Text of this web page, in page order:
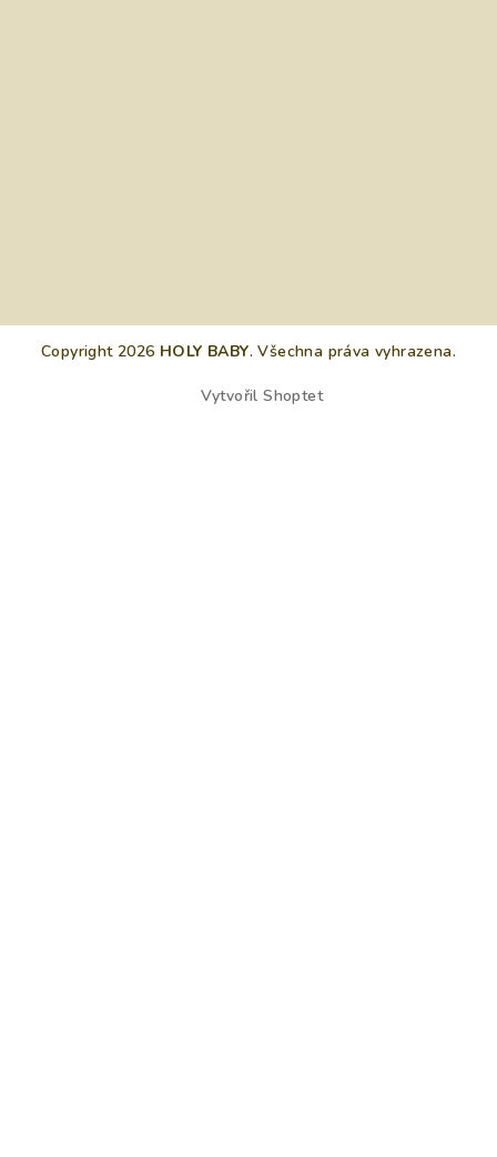
Copyright 2026 HOLY BABY. Všechna práva vyhrazena.
Vytvořil Shoptet